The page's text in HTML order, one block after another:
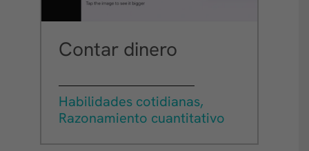
Contar dinero
Habilidades cotidianas,
Razonamiento cuantitativo